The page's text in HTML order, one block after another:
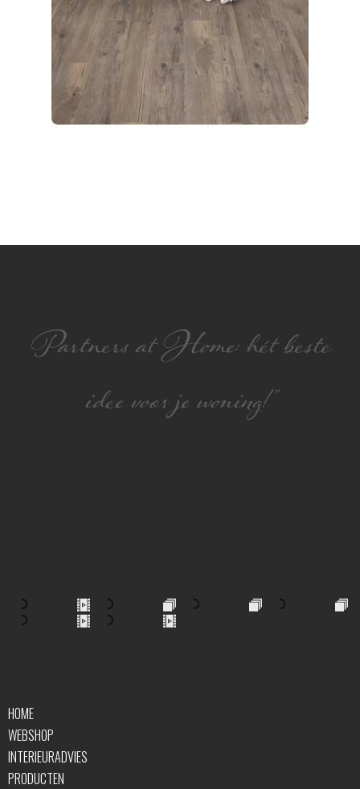
Partners at Home: hét beste
idee voor je woning!”
HOME
WEBSHOP
INTERIEURADVIES
PRODUCTEN